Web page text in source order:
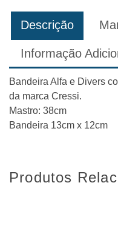
Descrição
Informação
Bandeira Alfa e Divers
da marca Cressi.
Mastro: 38cm
Bandeira 13cm x 12cm
Produtos